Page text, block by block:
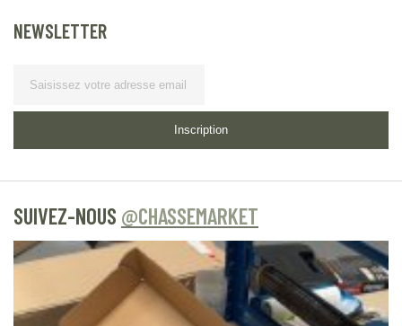
NEWSLETTER
Inscription
SUIVEZ-NOUS @CHASSEMARKET